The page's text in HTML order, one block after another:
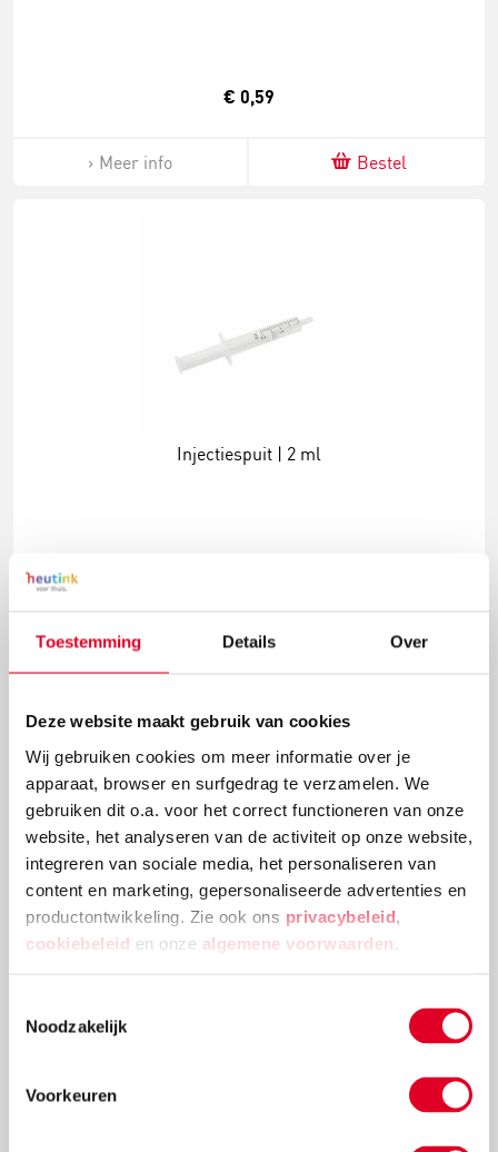
Toestemming Details Over
Deze website maakt gebruik van cookies
Wij gebruiken cookies om meer informatie over je
apparaat, browser en surfgedrag te verzamelen. We
gebruiken dit o.a. voor het correct functioneren van onze
website, het analyseren van de activiteit op onze website,
integreren van sociale media, het personaliseren van
content en marketing, gepersonaliseerde advertenties en
productontwikkeling. Zie ook ons privacybeleid
cookiebeleid en onze algemene voorwaarden
Noodzakelijk
Voorkeuren
€ 0,59
Meer info Bestel
Injectiespuit | 2 ml
Injectiespuit | 20 ml
Meer info